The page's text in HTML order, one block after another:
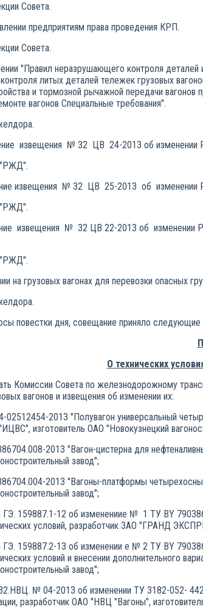
Совета.
предприятиям права проведения КРП.
Совета.
"Правил неразрушающего контроля деталей
литых деталей тележек грузовых
и тормозной рычажной передачи
ремонте вагонов Специальные
извещения № 32 ЦВ 24-2013 об изменении
извещения № 32 ЦВ 25-2013 об изменении
извещения № 32 ЦВ 22-2013 об изменении
на грузовых вагонах для перевозки опасных
повестки дня, совещание приняло следующие
О технических
Комиссии Совета по железнодорожному
вагонов и извещения об изменении их:
2013 "Полувагон универсальный
изготовитель ОАО "Новокузнецкий
2013 "Вагон-цистерна для
завод";
2013 "Вагоны-платформы
завод";
159887.1-12 об изменениие № 1 ТУ BY
условий, разработчик ЗАО "ГРАНД
159887.2-13 об изменении е № 2 ТУ BY
условий и внесении дополнительного
завод";
№ 04-2013 об изменении ТУ 3182-052-
разработчик ОАО "НВЦ "Вагоны",